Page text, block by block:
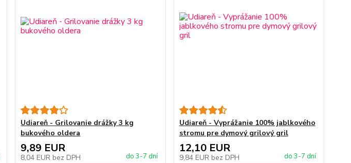
Udiareň - Grilovanie drážky 3 kg
bukového oldera
9,89 EUR
8,04 EUR bez DPH do 3-7 dní
Udiareň - Vyprážanie 100% jablkového
stromu pre dymový grilový gril
12,10 EUR
9,84 EUR bez DPH do 3-7 dní